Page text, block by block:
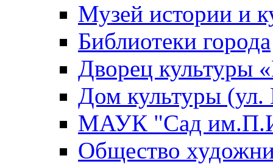
Музей истории и
Библиотеки города
Дворец культуры
Дом культуры (ул.
МАУК "Сад
Общество